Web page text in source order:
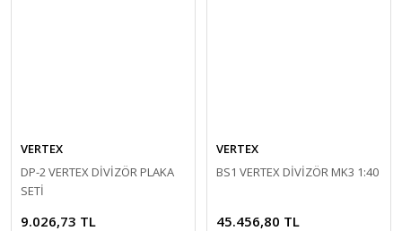
VERTEX
DP-2 VERTEX DİVİZÖR PLAKA
SETİ
9.026,73 TL
VERTEX
BS1 VERTEX DİVİZÖR MK3 1:40
45.456,80 TL